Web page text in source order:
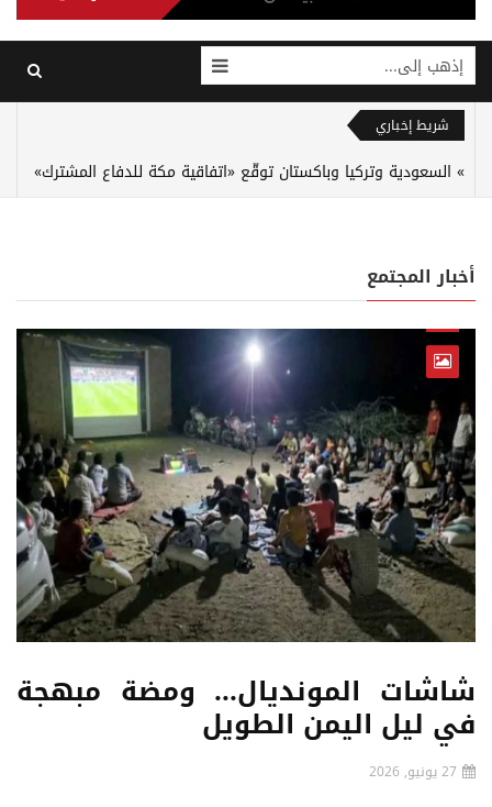
إذهب إلى...
شريط إخباري
السعودية وتركيا وباكستان توقّع «اتفاقية مكة للدفاع المشترك»
أخبار المجتمع
شاشات المونديال... ومضة مبهجة
في ليل اليمن الطويل
27 يونيو, 2026